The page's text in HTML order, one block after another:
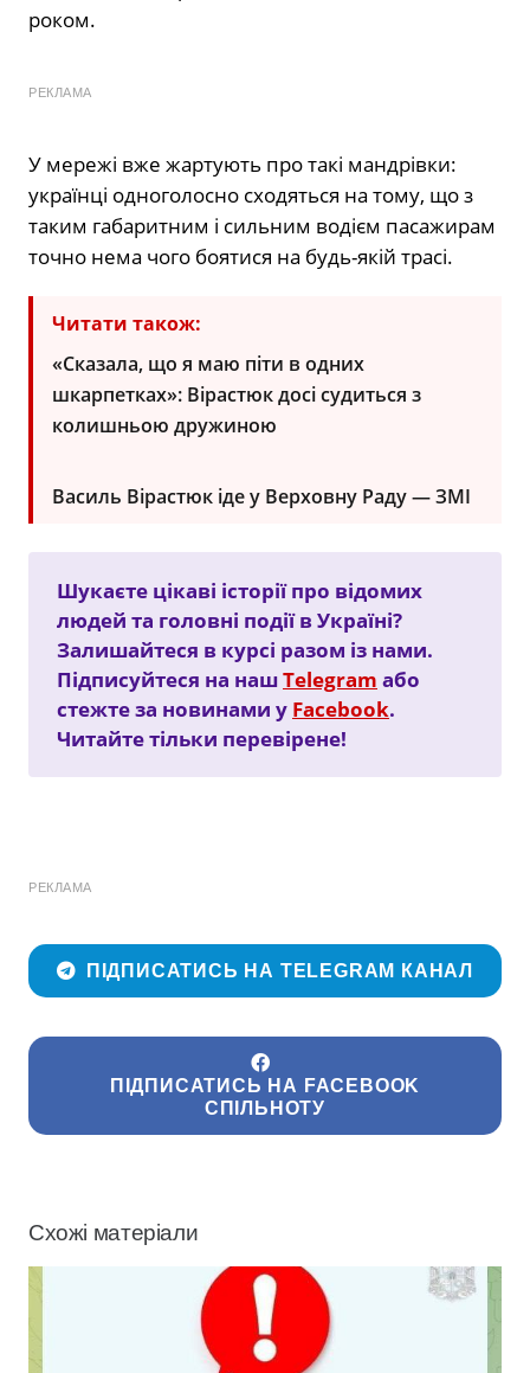
роком.
РЕКЛАМА
У мережі вже жартують про такі мандрівки:
українці одноголосно сходяться на тому, що з
таким габаритним і сильним водієм пасажирам
точно нема чого боятися на будь-якій трасі.
Читати також:
«Сказала, що я маю піти в одних
шкарпетках»: Вірастюк досі судиться з
колишньою дружиною
Василь Вірастюк іде у Верховну Раду — ЗМІ
Шукаєте цікаві історії про відомих
людей та головні події в Україні?
Залишайтеся в курсі разом із нами.
Підписуйтеся на нашTelegram або
стежте за новинами у Facebook.
Читайте тільки перевірене!
РЕКЛАМА
ПІДПИСАТИСЬ НА TELEGRAM КАНАЛ
ПІДПИСАТИСЬ НА FACEBOOK
СПІЛЬНОТУ
Схожі матеріали